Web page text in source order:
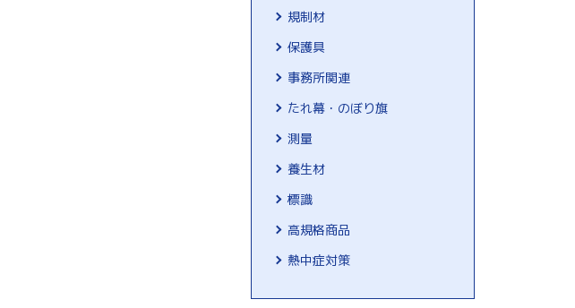
規制材
保護具
事務所関連
たれ幕・のぼり旗
測量
養生材
標識
高規格商品
熱中症対策